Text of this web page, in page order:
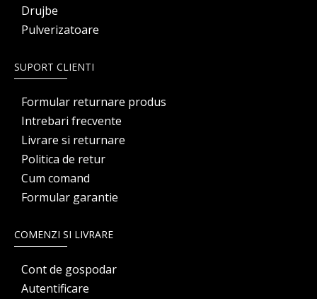
Drujbe
Pulverizatoare
SUPORT CLIENTI
Formular returnare produs
Intrebari frecvente
Livrare si returnare
Politica de retur
Cum comand
Formular garantie
COMENZI SI LIVRARE
Cont de gospodar
Autentificare